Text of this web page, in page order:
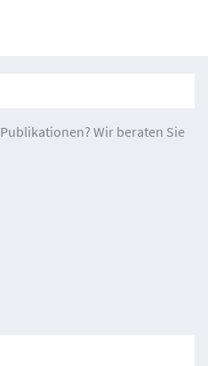
Wir beraten Sie